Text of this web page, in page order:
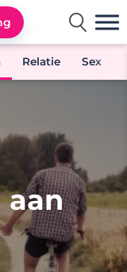
Relatie Sex
aan